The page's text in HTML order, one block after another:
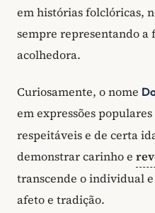
em histórias folclóricas,
sempre representando a
acolhedora.
Curiosamente, o nome
em expressões populares
respeitáveis e de certa
demonstrar carinho e
transcende o individual
afeto e tradição.